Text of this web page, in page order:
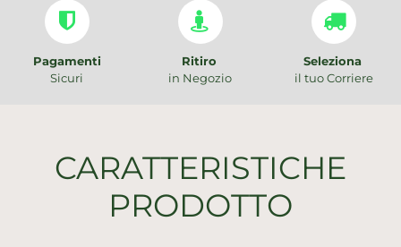
Pagamenti
Sicuri
Ritiro
in Negozio
Seleziona
il tuo Corriere
CARATTERISTICHE
PRODOTTO